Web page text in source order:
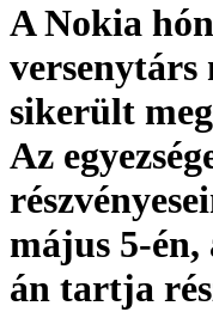
A Nokia
versenytárs
sikerült
Az
május 5-
án tartja